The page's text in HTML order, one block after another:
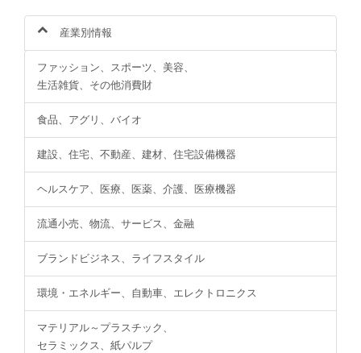
産業別情報
ファッション、スポーツ、美容、
生活雑貨、その他消費財
食品、アグリ、バイオ
建設、住宅、不動産、建材、住宅設備機器
ヘルスケア、医療、医薬、介護、医療機器
流通小売、物流、サービス、金融
ブランドビジネス、ライフスタイル
環境・エネルギー、自動車、エレクトロニクス
マテリアル～プラスチック、
セラミックス、紙パルプ